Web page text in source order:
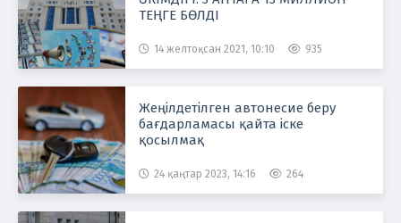
ТЕҢГЕ БӨЛДІ
14 желтоқсан 2021, 10:10 935
Жеңілдетілген автонесие беру
бағдарламасы қайта іске
қосылмақ
24 қаңтар 2023, 14:16 264